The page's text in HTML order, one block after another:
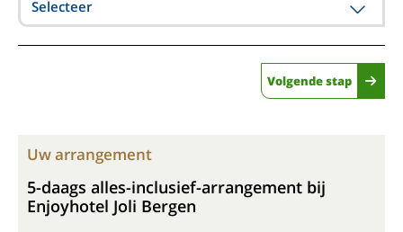
Selecteer
Volgende stap
Uw arrangement
5-daags alles-inclusief-arrangement bij
Enjoyhotel Joli Bergen